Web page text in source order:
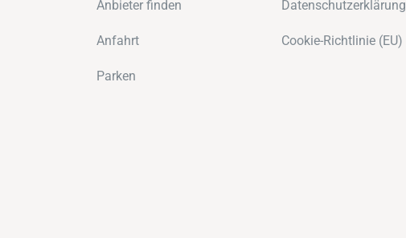
Anbieter finden
Anfahrt
Parken
Datenschutzerklärung
Cookie-Richtlinie (EU)